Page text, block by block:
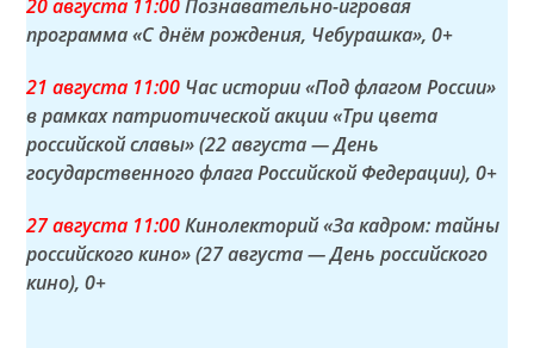
20 августа 11:00Познавательно-игровая
программа «С днём рождения, Чебурашка», 0+
21 августа 11:00 Час истории «Под флагом России»
в рамках патриотической акции «Три цвета
российской славы» (22 августа — День
государственного флага Российской Федерации), 0+
27 августа 11:00Кинолекторий «За кадром: тайны
российского кино» (27 августа — День российского
кино), 0+